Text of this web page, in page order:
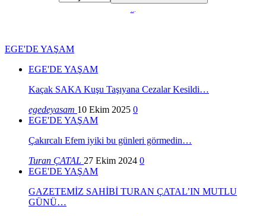
...
EGE'DE YAŞAM
EGE'DE YAŞAM
Kaçak SAKA Kuşu Taşıyana Cezalar Kesildi…
egedeyasam 10 Ekim 2025 0
EGE'DE YAŞAM
Çakırcalı Efem iyiki bu günleri görmedin…
Turan ÇATAL 27 Ekim 2024 0
EGE'DE YAŞAM
GAZETEMİZ SAHİBİ TURAN ÇATAL’IN MUTLU
GÜNÜ…